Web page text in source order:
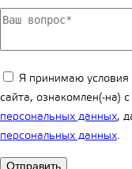
Я принимаю условия
сайта, ознакомлен(-на) с
персональных данных,
персональных данных.